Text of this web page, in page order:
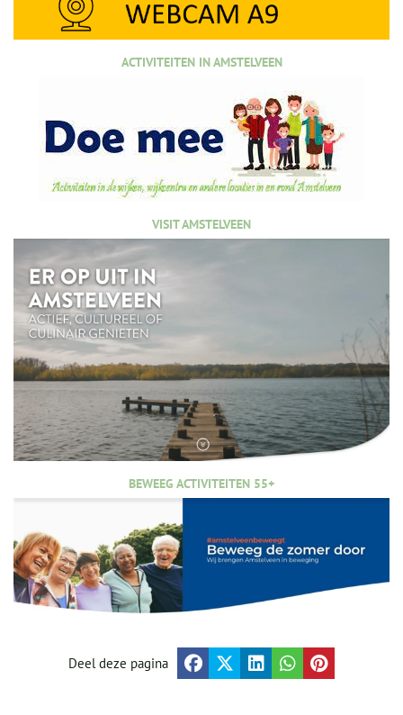
ACTIVITEITEN IN AMSTELVEEN
VISIT AMSTELVEEN
BEWEEG ACTIVITEITEN 55+
Deel deze pagina